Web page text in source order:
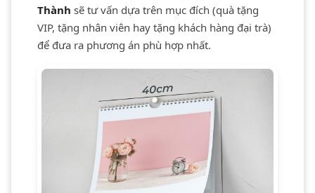
Thành sẽ tư vấn dựa trên mục đích (quà tặng
VIP, tặng nhân viên hay tặng khách hàng đại trà)
để đưa ra phương án phù hợp nhất.